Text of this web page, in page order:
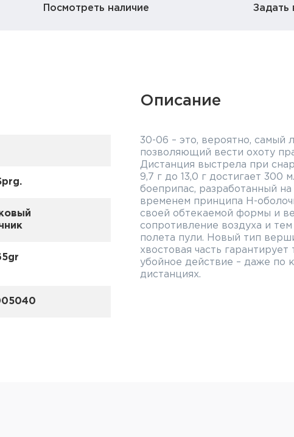
Посмотреть наличие Задать
Описание
30-06 – это, вероятно, самый
позволяющий вести охоту
Дистанция выстрела при
9,7 г до 13,0 г достигает 300
боеприпас, разработанный
временем принципа H-
своей обтекаемой формы и
сопротивление воздуха и
полета пули. Новый тип
хвостовая часть
убойное действие – даже по
дистанциях.